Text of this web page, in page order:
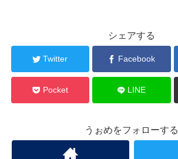
シェアする
Twitter Facebook
Pocket LINE
うぉめをフォローする